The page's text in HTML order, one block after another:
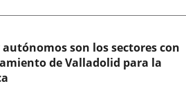
son los sectores con
de Valladolid para la